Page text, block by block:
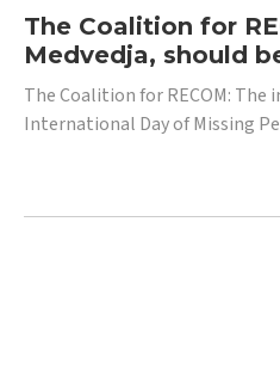
The Coalition for
Medvedja, should
The Coalition for RECOM:
International Day of Missing